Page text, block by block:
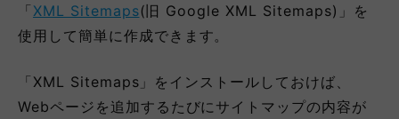
「 XML Sitemaps(旧 Google XML Sitemaps)」を
使用して簡単に作成できます。
「XML Sitemaps」をインストールしておけば、
Webページを追加するたびにサイトマップの内容が